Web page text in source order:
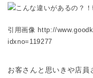
引用画像 http://
idxno=119277
お客さんと思いきや店員